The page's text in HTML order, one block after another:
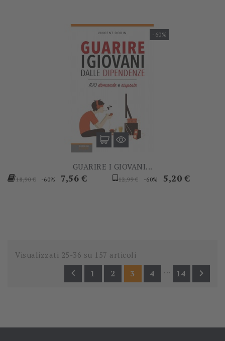
-60%
GUARIRE I GIOVANI...
Prezzo
18,90 € -60% Prezzo
7,56 €
Prezzo
12,99 € -60% Prezzo
5,20 €
Visualizzati 25-36 su 157 articoli
 1 2 3 4 … 14 